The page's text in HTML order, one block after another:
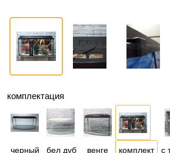
комплектация
черный бел дуб венге комплект с